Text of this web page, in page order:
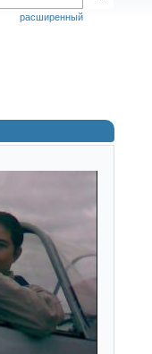
расширенный